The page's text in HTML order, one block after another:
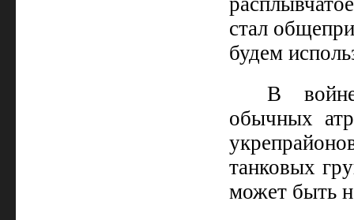
стал
будем
В
обычных
танковых
может быть